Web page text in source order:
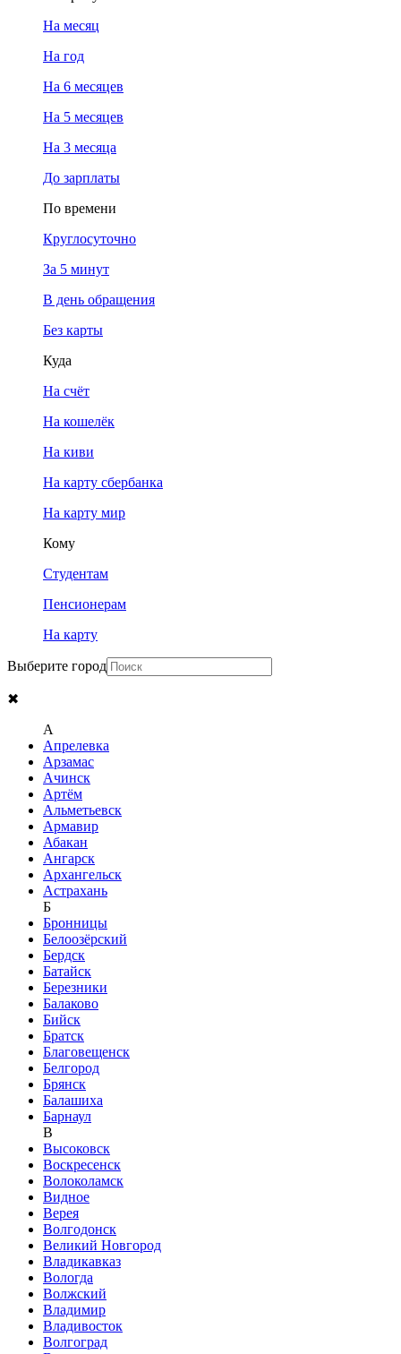
На месяц
На год
На 6 месяцев
На 5 месяцев
На 3 месяца
До зарплаты
По времени
Круглосуточно
За 5 минут
В день обращения
Без карты
Куда
На счёт
На кошелёк
На киви
На карту сбербанка
На карту мир
Кому
Студентам
Пенсионерам
На карту
Выберите город
✖
A
Апрелевка
Арзамас
Ачинск
Артём
Альметьевск
Армавир
Абакан
Ангарск
Архангельск
Астрахань
Б
Бронницы
Белоозёрский
Бердск
Батайск
Березники
Балаково
Бийск
Братск
Благовещенск
Белгород
Брянск
Балашиха
Барнаул
В
Высоковск
Воскресенск
Волоколамск
Видное
Верея
Волгодонск
Великий Новгород
Владикавказ
Вологда
Волжский
Владимир
Владивосток
Волгоград